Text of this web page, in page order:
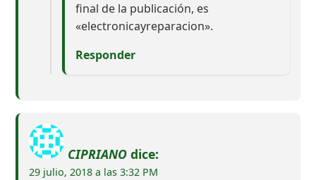
final de la publicación, es
«electronicayreparacion».
Responder
CIPRIANO dice:
29 julio, 2018 a las 3:32 PM